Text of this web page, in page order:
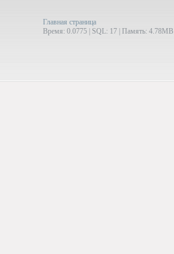
Главная страница
Время: 0.0775 | SQL: 17 | Память: 4.78MB